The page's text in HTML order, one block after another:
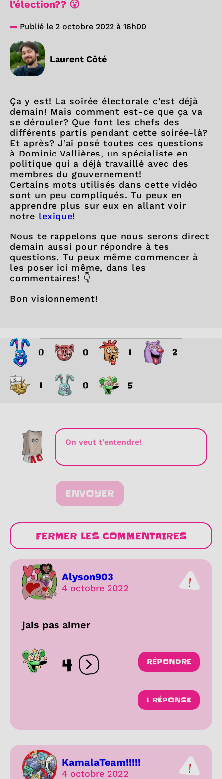
l'élection?? 😮
Publié le 2 octobre 2022 à 16h00
Laurent Côté
Ça y est! La soirée électorale c'est déjà
demain! Mais comment est-ce que ça va
se dérouler? Que font les chefs des
différents partis pendant cette soirée-là?
Et après? J’ai posé toutes ces questions
à Dominic Vallières, un spécialiste en
politique qui a déjà travaillé avec des
membres du gouvernement!
Certains mots utilisés dans cette vidéo
sont un peu compliqués. Tu peux en
apprendre plus sur eux en allant voir
notre lexique!
Nous te rappelons que nous serons direct
demain aussi pour répondre à tes
questions. Tu peux même commencer à
les poser ici même, dans les
commentaires! 👇
Bon visionnement!
0 0 1 2
1 0 5
ENVOYER
FERMER LES COMMENTAIRES
Alyson903
4 octobre 2022
jais pas aimer
4 Ouvrir les réactions
RÉPONDRE
1 RÉPONSE
KamalaTeam!!!!!
4 octobre 2022